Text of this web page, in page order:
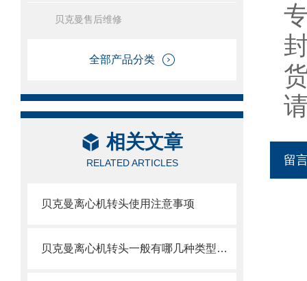
贝克曼售后维修
全部产品分类
相关文章
RELATED ARTICLES
贝克曼离心机转头使用注意事项
贝克曼离心机转头一般有哪几种类型呢？
留